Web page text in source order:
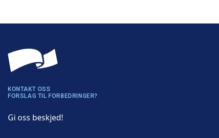
KONTAKT OSS
FORSLAG TIL FORBEDRINGER?
Gi oss beskjed!